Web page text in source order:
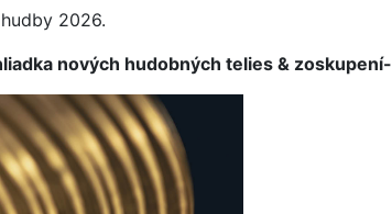
2026.
nových hudobných telies & zoskupení-